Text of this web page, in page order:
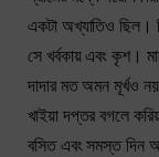
একটা অখ্যাতিও ছিল।
সে খর্বকায় এবং কৃশ।
দাদার মত অমন মূর্খও
খাইয়া দপ্তর বগলে
বসিত এবং সমস্ত দিন